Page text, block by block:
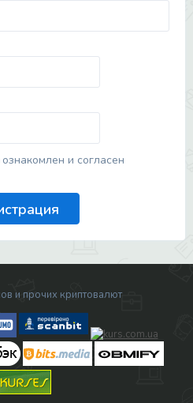
ознакомлен и согласен
и прочих криптовалют